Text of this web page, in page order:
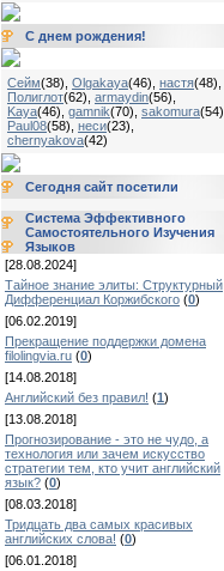
С днем рождения!
Сейм(38) Olgakaya(46) настя(48)
Полиглот(62) armaydin(56)
Kaya(46) gamnik(70) sakomura(54)
Paul08(58) неси(23)
chernyakova(42)
Сегодня сайт посетили
Система Эффективного
Самостоятельного Изучения
Языков
[28.08.2024]
Тайное знание элиты: Структурный
Дифференциал Коржибского (0)
[06.02.2019]
Прекращение поддержки домена
filolingvia.ru (0)
[14.08.2018]
Английский без правил! (1)
[13.08.2018]
Прогнозирование - это не чудо, а
технология или зачем искусство
стратегии тем, кто учит английский
язык? (0)
[08.03.2018]
Тридцать два самых красивых
английских слова! (0)
[06.01.2018]